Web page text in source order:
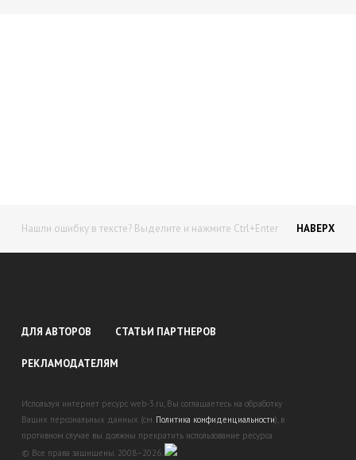
Нашли ошибку в тексте? Выделите и нажмите Ctrl+Enter НАВЕРХ
ДЛЯ АВТОРОВ СТАТЬИ ПАРТНЕРОВ
РЕКЛАМОДАТЕЛЯМ
Используя интернет ресурс web-3.ru, Вы соглашаетесь на обработку
Ваших персональных данных (см. Политика конфиденциальности), в
противном случае вы должны прекратить использование ресурса.
© Все права защищены. 2008–2026.